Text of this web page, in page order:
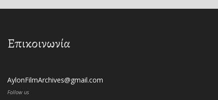
Επικοινωνία
AylonFilmArchives@gmail.com
Follow us